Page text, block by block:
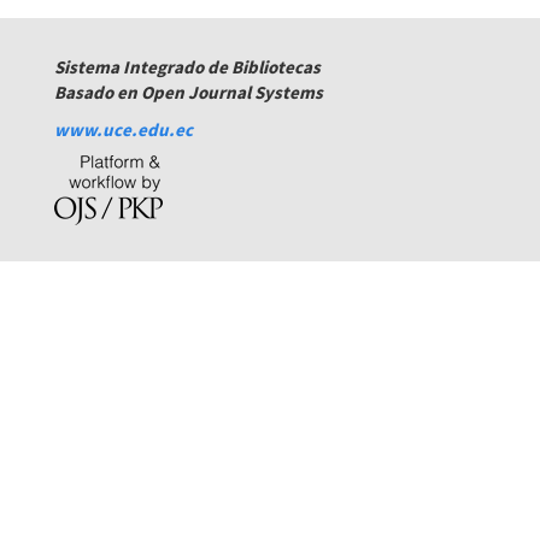
Sistema Integrado de Bibliotecas
Basado en Open Journal Systems
www.uce.edu.ec